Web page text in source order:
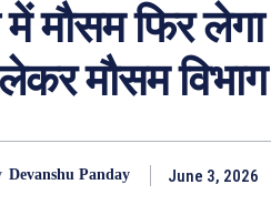
में मौसम फिर
मौसम विभाग
Devanshu Panday June 3, 2026